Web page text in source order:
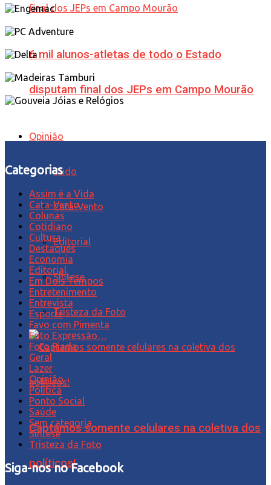
6 mil alunos-atletas de todo o Estado
disputam final dos JEPs em Campo Mourão
Opinião
Tudo
Cata-Vento
Editorial
Síntese
Tristeza da Foto
Captamos somente celulares na coletiva dos
políticos!
Categorias
Assim é a Vida
Cata-Vento
Colunas
Cotidiano
Cultura
Destaques
Economia
Editorial
Em Dois Tempos
Entretenimento
Entrevista
Esporte
Favo com Pimenta
Foto Expressão…
Foto Piada
Geral
Lazer
Opinião
Política
Ponto Social
Saúde
Sem categoria
Síntese
Tristeza da Foto
Siga-nos no Facebook